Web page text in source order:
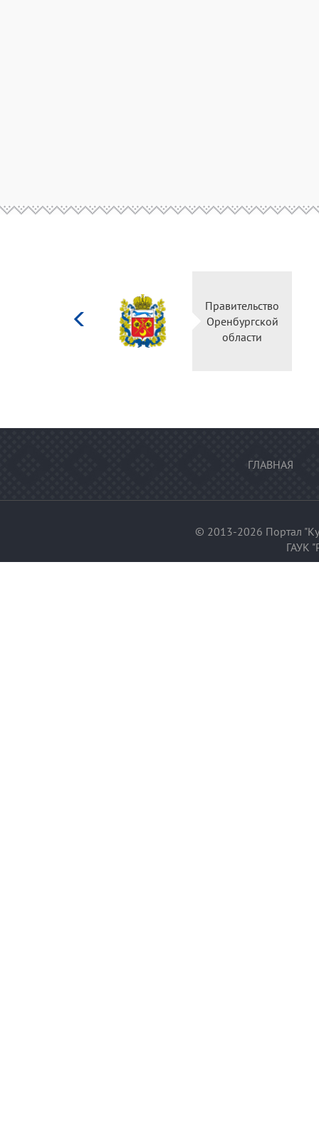
Правительство
Оренбургской
области
ГЛАВНАЯ
© 2013-2026 Портал
ГАУК